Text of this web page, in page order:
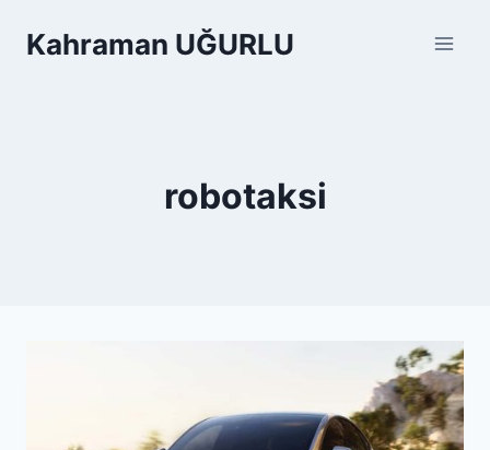
Kahraman UĞURLU
robotaksi